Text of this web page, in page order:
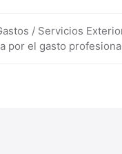
/ Servicios
por el gasto